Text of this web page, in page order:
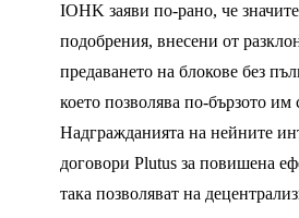
pic.twitter.com/p4oK2T9FMa
— Cardano Foundation
September 22, 2022
IOHK заяви по-рано, че
подобрения, внесени от
предаването на блокове без
което позволява по-бързото им
Надгражданията на нейните
договори Plutus за повишена
така позволяват на